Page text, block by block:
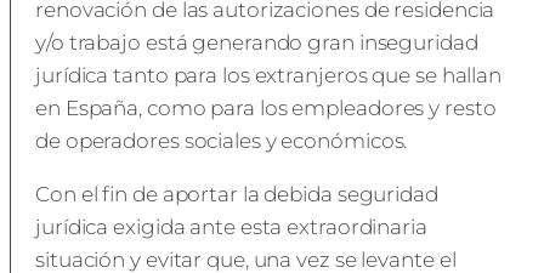
renovación de las autorizaciones de residencia
y/o trabajo está generando gran inseguridad
jurídica tanto para los extranjeros que se hallan
en España, como para los empleadores y resto
de operadores sociales y económicos.
Con el fin de aportar la debida seguridad
jurídica exigida ante esta extraordinaria
situación y evitar que, una vez se levante el